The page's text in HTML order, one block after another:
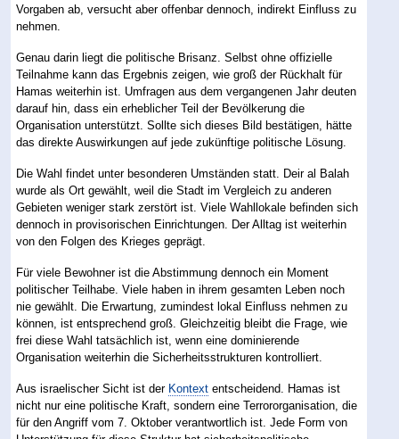
Vorgaben ab, versucht aber offenbar dennoch, indirekt Einfluss zu
nehmen.
Genau darin liegt die politische Brisanz. Selbst ohne offizielle
Teilnahme kann das Ergebnis zeigen, wie groß der Rückhalt für
Hamas weiterhin ist. Umfragen aus dem vergangenen Jahr deuten
darauf hin, dass ein erheblicher Teil der Bevölkerung die
Organisation unterstützt. Sollte sich dieses Bild bestätigen, hätte
das direkte Auswirkungen auf jede zukünftige politische Lösung.
Die Wahl findet unter besonderen Umständen statt. Deir al Balah
wurde als Ort gewählt, weil die Stadt im Vergleich zu anderen
Gebieten weniger stark zerstört ist. Viele Wahllokale befinden sich
dennoch in provisorischen Einrichtungen. Der Alltag ist weiterhin
von den Folgen des Krieges geprägt.
Für viele Bewohner ist die Abstimmung dennoch ein Moment
politischer Teilhabe. Viele haben in ihrem gesamten Leben noch
nie gewählt. Die Erwartung, zumindest lokal Einfluss nehmen zu
können, ist entsprechend groß. Gleichzeitig bleibt die Frage, wie
frei diese Wahl tatsächlich ist, wenn eine dominierende
Organisation weiterhin die Sicherheitsstrukturen kontrolliert.
Aus israelischer Sicht ist der Kontext entscheidend. Hamas ist
nicht nur eine politische Kraft, sondern eine Terrororganisation, die
für den Angriff vom 7. Oktober verantwortlich ist. Jede Form von